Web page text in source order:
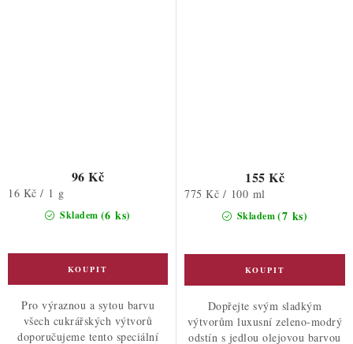
Skladem (6 ks)
96 Kč
Měrná
16 Kč / 1 g
Pro výraznou a sytou barvu
všech cukrářských výtvorů
doporučujeme tento speciální
Skladem(7 ks)
155 Kč
Měrná
775 Kč / 100 ml
Dopřejte svým sladkým
výtvorům luxusní zeleno-modrý
odstín s jedlou olejovou barvou